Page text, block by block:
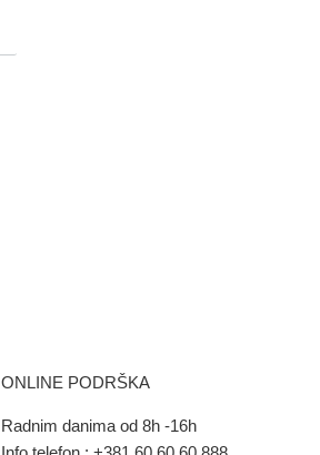
ONLINE PODRŠKA
Radnim danima od 8h -16h